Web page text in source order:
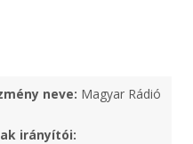
neve: Magyar Rádió
irányítói: